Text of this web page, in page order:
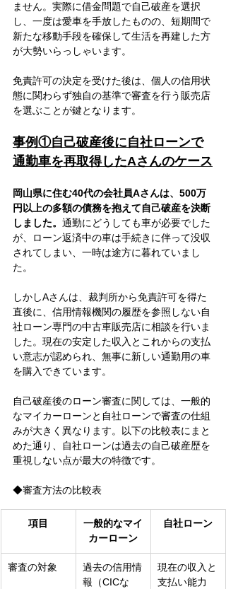
ません。実際に借金問題で自己破産を選択
し、一度は愛車を手放したものの、短期間で
新たな移動手段を確保して生活を再建した方
が大勢いらっしゃいます。
免責許可の決定を受けた後は、個人の信用状
態に関わらず独自の基準で審査を行う販売店
を選ぶことが鍵となります。
事例①自己破産後に自社ローンで
通勤車を再取得したAさんのケース
岡山県に住む40代の会社員Aさんは、500万
円以上の多額の債務を抱えて自己破産を決断
しました。 通勤にどうしても車が必要でした
が、ローン返済中の車は手続きに伴って没収
されてしまい、一時は途方に暮れていまし
た。
しかしAさんは、裁判所から免責許可を得た
直後に、信用情報機関の履歴を参照しない自
社ローン専門の中古車販売店に相談を行いま
した。現在の安定した収入とこれからの支払
い意志が認められ、無事に新しい通勤用の車
を購入できています。
自己破産後のローン審査に関しては、一般的
なマイカーローンと自社ローンで審査の仕組
みが大きく異なります。以下の比較表にまと
めた通り、自社ローンは過去の自己破産歴を
重視しない点が最大の特徴です。
◆審査方法の比較表
項目
一般的なマイ
カーローン
自社ローン
審査の対象
過去の信用情
報（CICな
現在の収入と
支払い能力